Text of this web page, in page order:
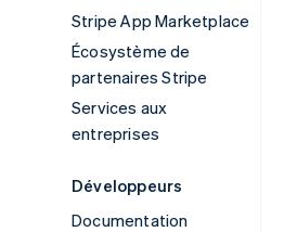
Stripe App Marketplace
Écosystème de
partenaires Stripe
Services aux
entreprises
Développeurs
Documentation